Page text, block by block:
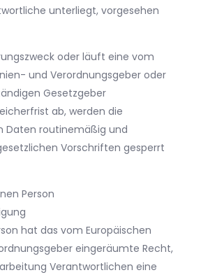
unterliegt, vorgesehen
oder läuft eine vom
und Verordnungsgeber oder
Gesetzgeber
ab, werden die
Daten routinemäßig und
Vorschriften gesperrt
Person
hat das vom Europäischen
eingeräumte Recht,
Verantwortlichen eine